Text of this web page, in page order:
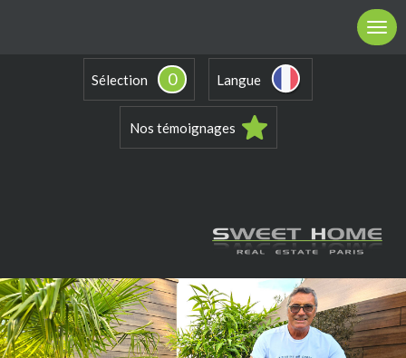
Sélection 0 Langue
Nos témoignages